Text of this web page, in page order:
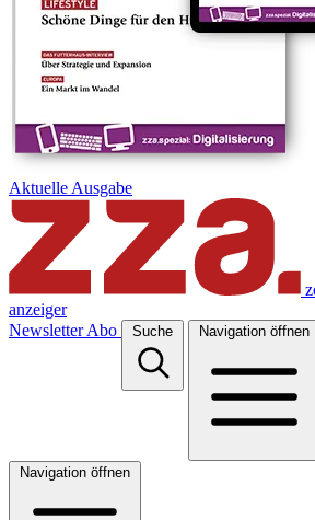
Aktuelle Ausgabe
anzeiger
Newsletter Abo Suche Navigation öffnen
Navigation öffnen